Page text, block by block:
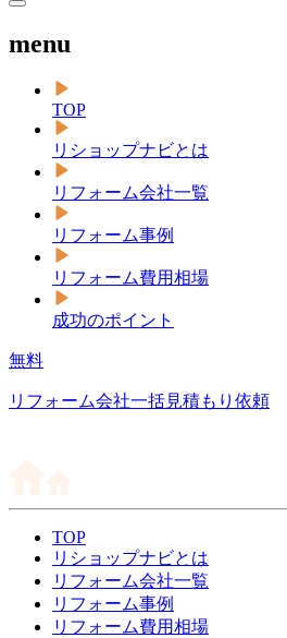
menu
TOP
リショップナビとは
リフォーム会社一覧
リフォーム事例
リフォーム費用相場
成功のポイント
無料
リフォーム会社一括見積もり依頼
TOP
リショップナビとは
リフォーム会社一覧
リフォーム事例
リフォーム費用相場